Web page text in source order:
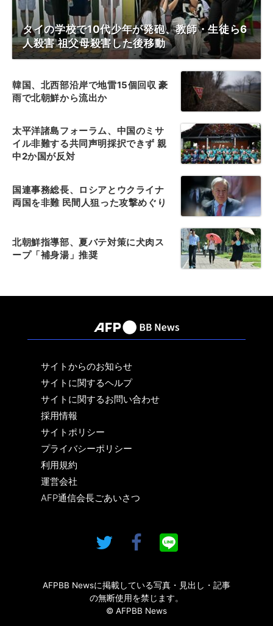
タイの学校で10代少年が発砲、教師・生徒ら6
人殺害 祖父母殺害した後移動
韓国、北西部沿岸で地雷15個回収 豪
雨で北朝鮮から流出か
太平洋諸島フォーラム、中国のミサ
イル非難する共同声明採択できず 親
中2か国が反対
国連事務総長、ロシアとウクライナ
両国を非難 民間人狙った攻撃めぐり
北朝鮮指導部、夏バテ対策に犬肉ス
ープ「補身湯」推奨
サイトからのお知らせ
サイトに関するヘルプ
サイトに関するお問い合わせ
採用情報
サイトポリシー
プライバシーポリシー
利用規約
運営会社
AFP通信会長ごあいさつ
AFPBB Newsに掲載している写真・見出し・記事
の無断使用を禁じます。
© AFPBB News